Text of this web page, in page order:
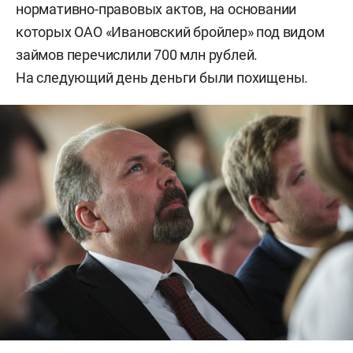
нормативно-правовых актов, на основании
которых ОАО «Ивановский бройлер» под видом
займов перечислили 700 млн рублей.
На следующий день деньги были похищены.